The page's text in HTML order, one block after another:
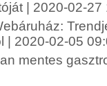
| 2020-02-27
| 2020-02-05
mentes